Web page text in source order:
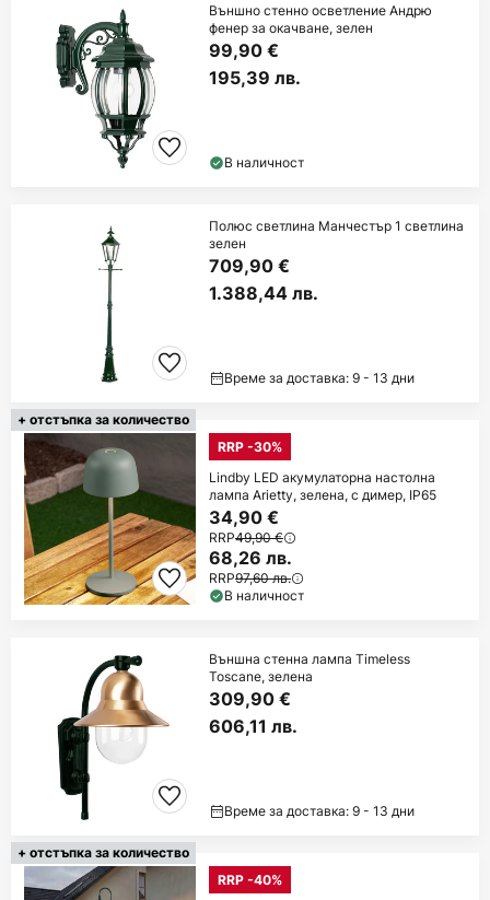
Външно стенно осветление Андрю
фенер за окачване, зелен
99,90 €
195,39 лв.
В наличност
Полюс светлина Манчестър 1 светлина
зелен
709,90 €
1.388,44 лв.
Време за доставка: 9 - 13 дни
+ отстъпка за количество
RRP -30%
Lindby LED акумулаторна настолна
лампа Arietty, зелена, с димер, IP65
34,90 €
RRP49,90 €
68,26 лв.
RRP97,60 лв.
В наличност
Външна стенна лампа Timeless
Toscane, зелена
309,90 €
606,11 лв.
Време за доставка: 9 - 13 дни
+ отстъпка за количество
RRP -40%